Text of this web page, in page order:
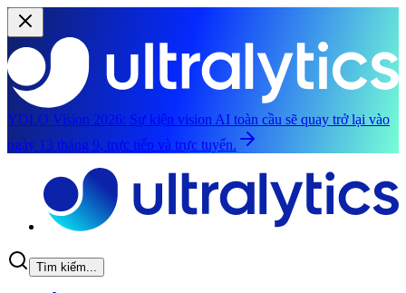
YOLO Vision 2026: Sự kiện vision AI toàn cầu sẽ quay trở lại vào
ngày 13 tháng 9, trực tiếp và trực tuyến.
Tìm kiếm...